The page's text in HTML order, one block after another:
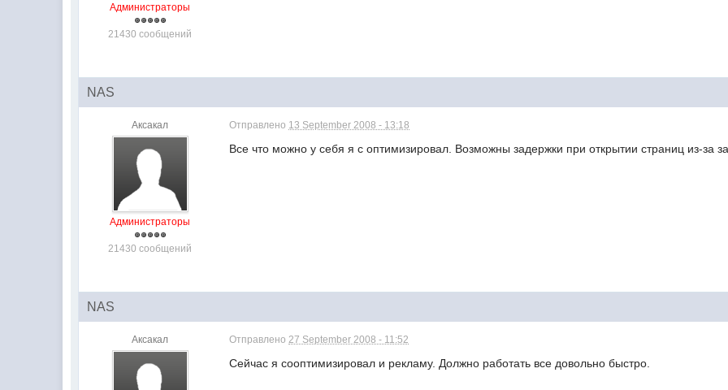
Администраторы
21430 сообщений
NAS
Аксакал
Администраторы
21430 сообщений
Отправлено 13 September 2008 - 13:18
Все что можно у себя я с оптимизировал. Возможны задержки при открытии страниц из-за
NAS
Аксакал Отправлено27 September 2008 - 11:52
Сейчас я сооптимизировал и рекламу. Должно работать все довольно быстро.